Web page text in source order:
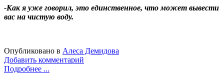
-Как я уже говорил, это единственное, что может вывести
вас на чистую воду.
Опубликовано в Алеса Демидова
Добавить комментарий
Подробнее ...